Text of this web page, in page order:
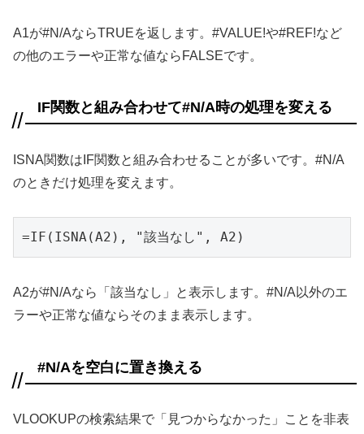
A1が#N/AならTRUEを返します。#VALUE!や#REF!など
の他のエラーや正常な値ならFALSEです。
IF関数と組み合わせて#N/A時の処理を変える
ISNA関数はIF関数と組み合わせることが多いです。#N/A
のときだけ処理を変えます。
=IF(ISNA(A2), "該当なし", A2)
A2が#N/Aなら「該当なし」と表示します。#N/A以外のエ
ラーや正常な値ならそのまま表示します。
#N/Aを空白に置き換える
VLOOKUPの検索結果で「見つからなかった」ことを非表